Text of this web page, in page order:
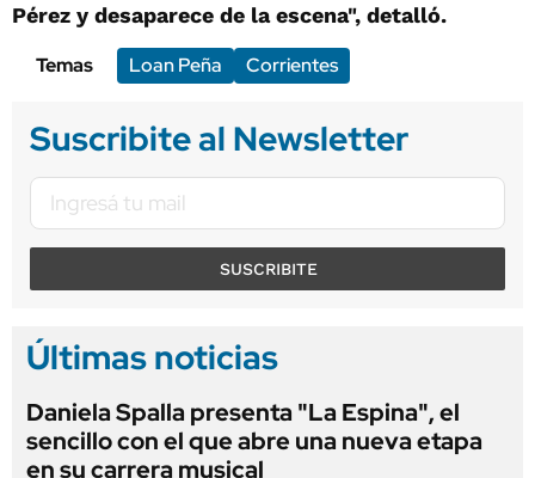
Pérez y desaparece de la escena", detalló.
Temas
Loan Peña Corrientes
Suscribite al Newsletter
SUSCRIBITE
Últimas noticias
Daniela Spalla presenta "La Espina", el
sencillo con el que abre una nueva etapa
en su carrera musical